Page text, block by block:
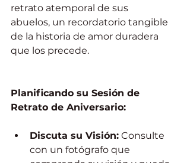
retrato atemporal de sus
abuelos, un recordatorio tangible
de la historia de amor duradera
que los precede.
Planificando su Sesión de
Retrato de Aniversario:
Discuta su Visión: Consulte
con un fotógrafo que